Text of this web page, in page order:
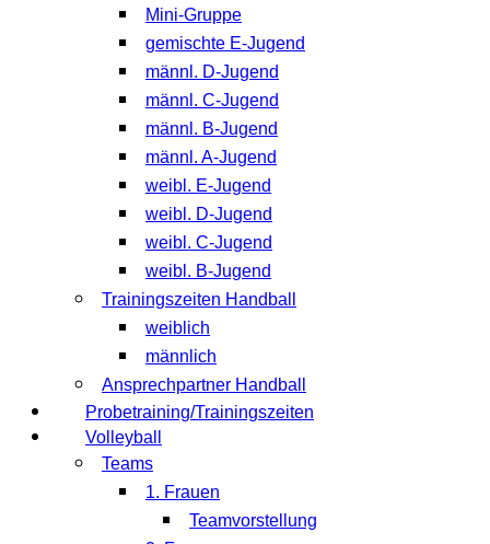
Mini-Gruppe
gemischte E-Jugend
männl. D-Jugend
männl. C-Jugend
männl. B-Jugend
männl. A-Jugend
weibl. E-Jugend
weibl. D-Jugend
weibl. C-Jugend
weibl. B-Jugend
Trainingszeiten Handball
weiblich
männlich
Ansprechpartner Handball
Probetraining/Trainingszeiten
Volleyball
Teams
1. Frauen
Teamvorstellung